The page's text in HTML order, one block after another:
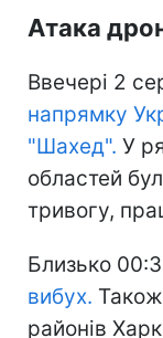
Атака
Ввечері 2
напрямку
"Шахед". У
областей
тривогу,
Близько
вибух.
районів